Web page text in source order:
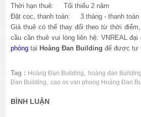
Thời hạn thuê: Tối thiểu 2 năm
Đặt cọc, thanh toán: 3 tháng - thanh toán
Giá thuê có thể thay đổi theo từ thời
cầu cần thuê vui lòng liên hệ: VNREAL đại
phòng tại Hoàng Đan Building để được tư
Tag : Hoàng Đan Building, hoàng đan
Đan Building,cao oc van phong Hoàng Đan
BÌNH LUẬN